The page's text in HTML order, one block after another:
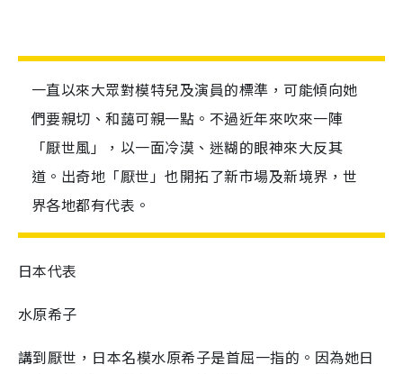
一直以來大眾對模特兒及演員的標準，可能傾向她
們要親切、和藹可親一點。不過近年來吹來一陣
「厭世風」，以一面冷漠、迷糊的眼神來大反其
道。出奇地「厭世」也開拓了新市場及新境界，世
界各地都有代表。
日本代表
水原希子
講到厭世，日本名模水原希子是首屈一指的。因為她日